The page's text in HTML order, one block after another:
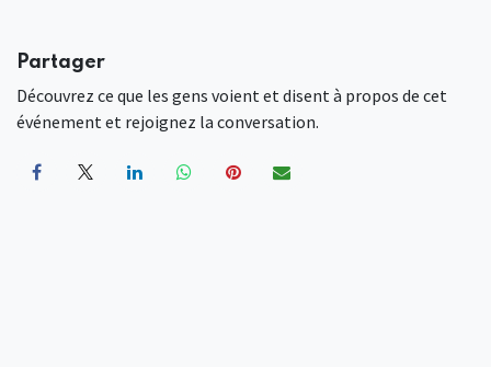
Partager
Découvrez ce que les gens voient et disent à propos de cet
événement et rejoignez la conversation.